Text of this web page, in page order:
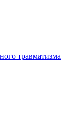
травматизма